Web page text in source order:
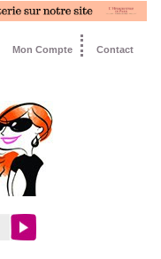
Contact
Mon Compte